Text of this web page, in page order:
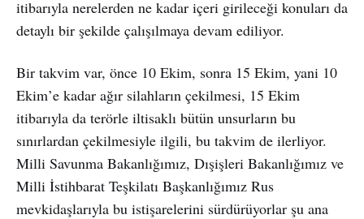
itibarıyla nerelerden ne kadar içeri girileceği konuları da
detaylı bir şekilde çalışılmaya devam ediliyor.
Bir takvim var, önce 10 Ekim, sonra 15 Ekim, yani 10
Ekim’e kadar ağır silahların çekilmesi, 15 Ekim
itibarıyla da terörle iltisaklı bütün unsurların bu
sınırlardan çekilmesiyle ilgili, bu takvim de ilerliyor.
Milli Savunma Bakanlığımız, Dışişleri Bakanlığımız ve
Milli İstihbarat Teşkilatı Başkanlığımız Rus
mevkidaşlarıyla bu istişarelerini sürdürüyorlar şu ana